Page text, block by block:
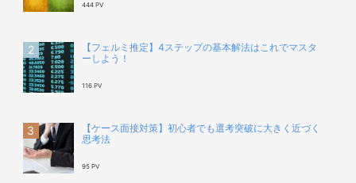
444 PV
【フェルミ推定】4ステップの基本解法はこれでマスタ
ーしよう！
116 PV
【ケース面接対策】初心者でも選考突破に大きく近づく
思考法
95 PV